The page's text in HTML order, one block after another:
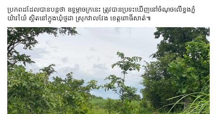
ប្រភពដដែលបានបន្តថា ឧទ្ធម្ភាចក្រនេះ ត្រូវបានប្រទះឃើញនៅចំណុចលើខ្នងភ្នំ
យ៉ាវយ៉ៃ ស្ថិតនៅក្នុងឃុំថ្មដា ស្រុកវាលវែង ខេត្តពោធិ៍សាត់៕